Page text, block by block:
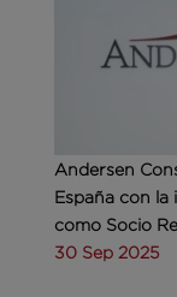
Andersen
España con
como Socio
30 Sep 2025